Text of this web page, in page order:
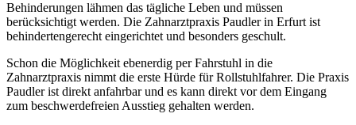
Behinderungen lähmen das tägliche Leben und müssen
berücksichtigt werden. Die Zahnarztpraxis Paudler in Erfurt ist
behindertengerecht eingerichtet und besonders geschult.
Schon die Möglichkeit ebenerdig per Fahrstuhl in die
Zahnarztpraxis nimmt die erste Hürde für Rollstuhlfahrer. Die Praxis
Paudler ist direkt anfahrbar und es kann direkt vor dem Eingang
zum beschwerdefreien Ausstieg gehalten werden.